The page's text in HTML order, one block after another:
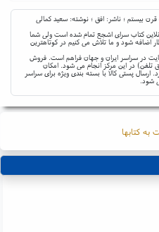
بیستم ؛ ناشر: افق ؛ نوشته: سعید کمالی
کتاب سرای اشجع تمام شده است ولی شما
اضافه شود و ما تلاش می کنیم در کوتاهترین
سایت در سراسر ایران و جهان فراهم است. فروش
در این مرکز انجام می شود. امکان
پستی کالا با بسته بندی ویژه برای سراسر
شود.
به کتابها